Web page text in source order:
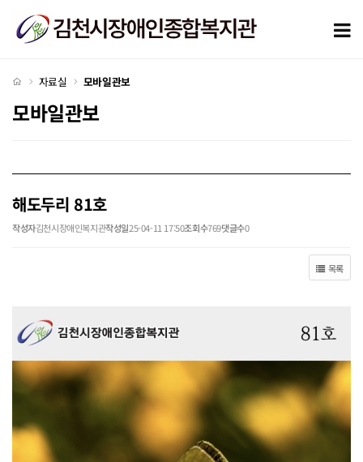
처음으로
자료실 모바일관보
모바일관보
해도두리 81호
작성자김천시장애인복지관작성일25-04-11 17:50조회수769댓글수0
목록